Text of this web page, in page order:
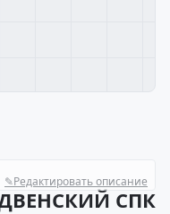
✎Редактировать описание
СПК